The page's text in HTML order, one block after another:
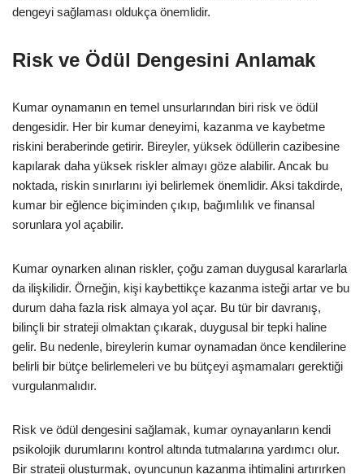
dengeyi sağlaması oldukça önemlidir.
Risk ve Ödül Dengesini Anlamak
Kumar oynamanın en temel unsurlarından biri risk ve ödül
dengesidir. Her bir kumar deneyimi, kazanma ve kaybetme
riskini beraberinde getirir. Bireyler, yüksek ödüllerin cazibesine
kapılarak daha yüksek riskler almayı göze alabilir. Ancak bu
noktada, riskin sınırlarını iyi belirlemek önemlidir. Aksi takdirde,
kumar bir eğlence biçiminden çıkıp, bağımlılık ve finansal
sorunlara yol açabilir.
Kumar oynarken alınan riskler, çoğu zaman duygusal kararlarla
da ilişkilidir. Örneğin, kişi kaybettikçe kazanma isteği artar ve bu
durum daha fazla risk almaya yol açar. Bu tür bir davranış,
bilinçli bir strateji olmaktan çıkarak, duygusal bir tepki haline
gelir. Bu nedenle, bireylerin kumar oynamadan önce kendilerine
belirli bir bütçe belirlemeleri ve bu bütçeyi aşmamaları gerektiği
vurgulanmalıdır.
Risk ve ödül dengesini sağlamak, kumar oynayanların kendi
psikolojik durumlarını kontrol altında tutmalarına yardımcı olur.
Bir strateji oluşturmak, oyuncunun kazanma ihtimalini artırırken